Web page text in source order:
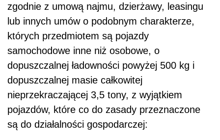
zgodnie z umową najmu, dzierżawy, leasingu
lub innych umów o podobnym charakterze,
których przedmiotem są pojazdy
samochodowe inne niż osobowe, o
dopuszczalnej ładowności powyżej 500 kg i
dopuszczalnej masie całkowitej
nieprzekraczającej 3,5 tony, z wyjątkiem
pojazdów, które co do zasady przeznaczone
są do działalności gospodarczej: